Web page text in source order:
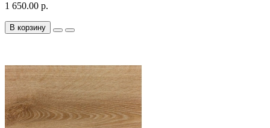
1 650.00 р.
В корзину